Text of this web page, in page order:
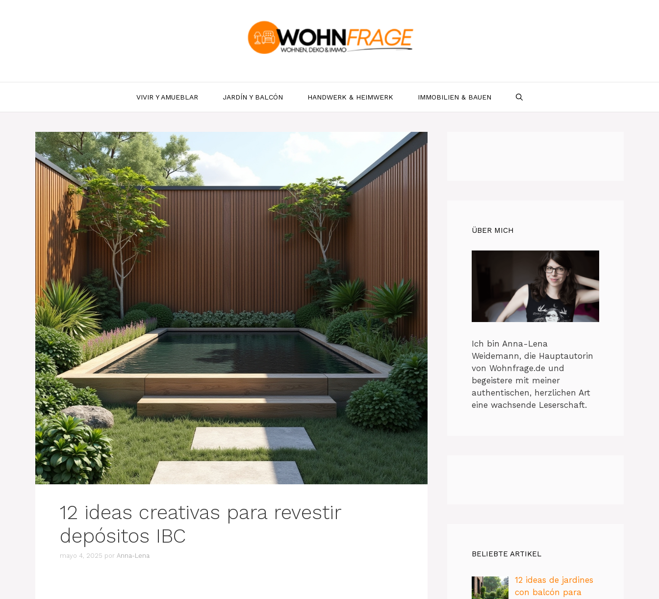
VIVIR Y AMUEBLAR JARDÍN Y BALCÓN HANDWERK & HEIMWERK IMMOBILIEN & BAUEN
12 ideas creativas para revestir
depósitos IBC
mayo 4, 2025 por Anna-Lena
ÜBER MICH
Ich bin Anna-Lena
Weidemann, die Hauptautorin
von Wohnfrage.de und
begeistere mit meiner
authentischen, herzlichen Art
eine wachsende Leserschaft.
BELIEBTE ARTIKEL
12 ideas de jardines
con balcón para